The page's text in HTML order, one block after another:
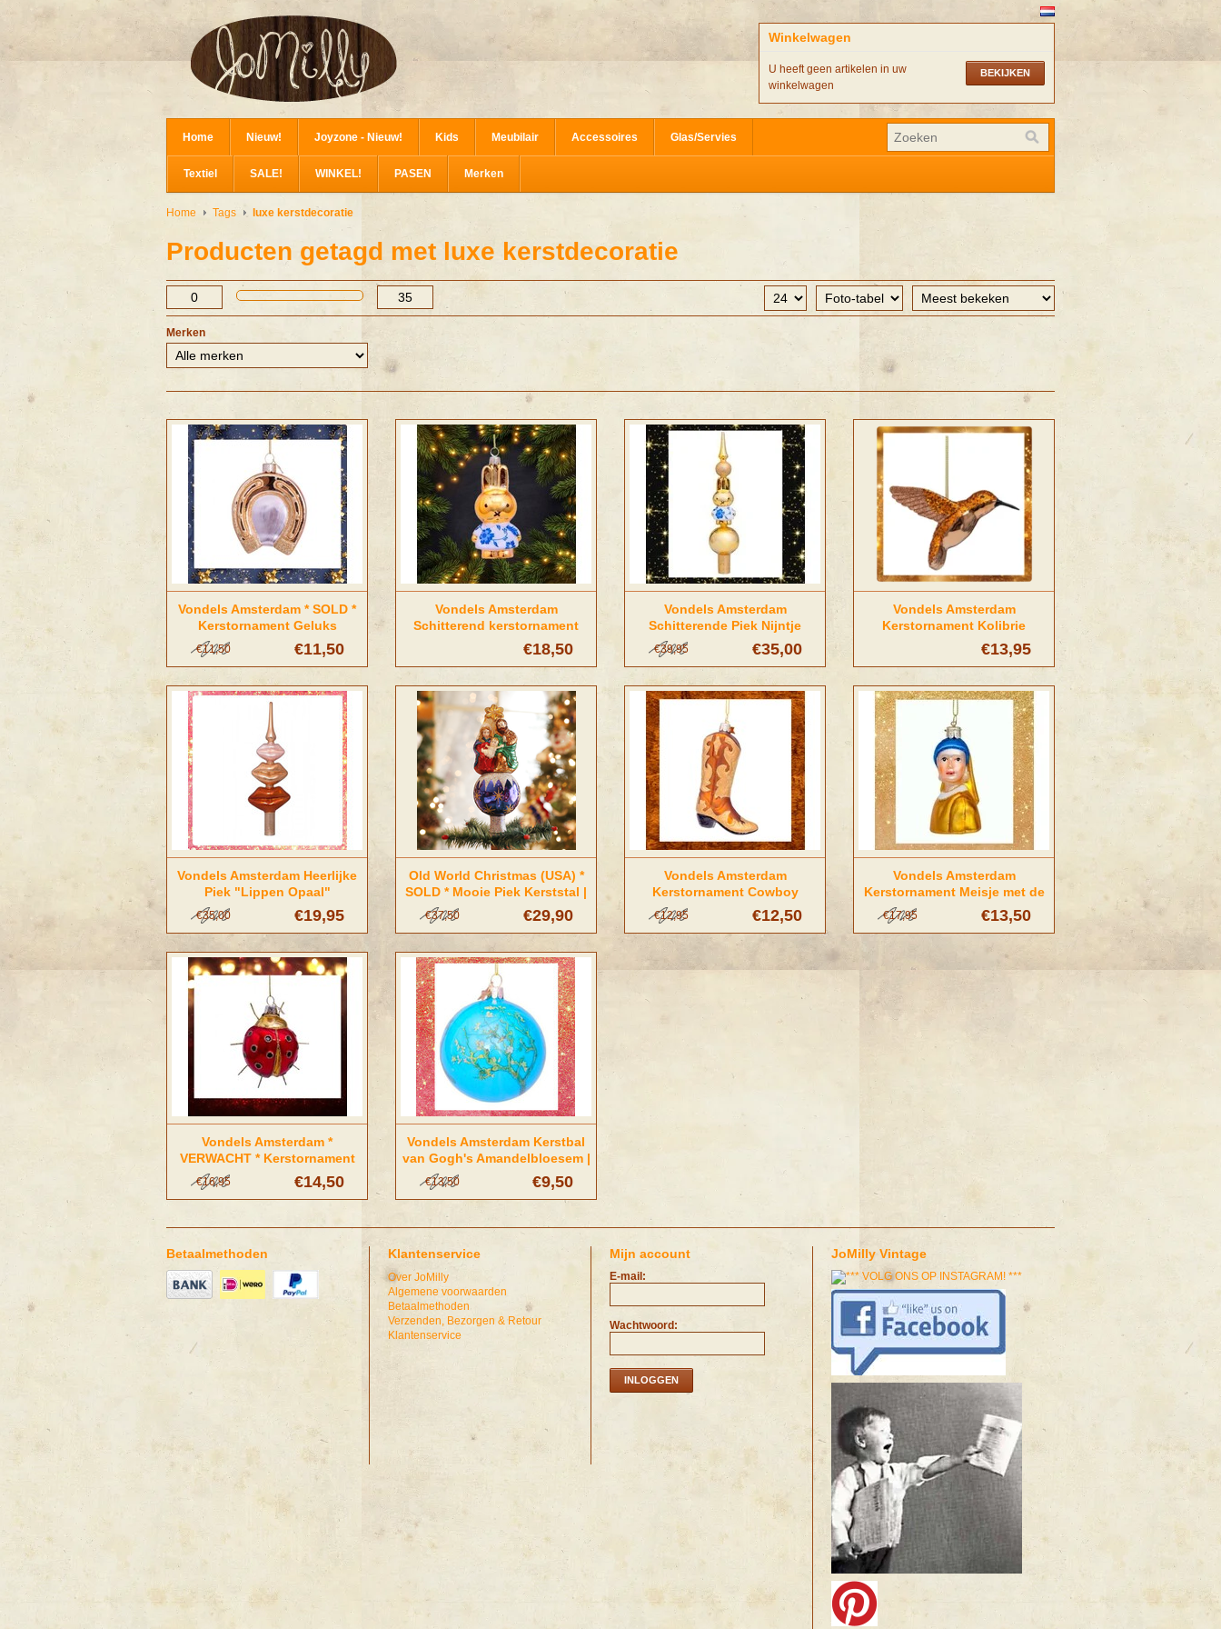
Winkelwagen
BEKIJKEN
U heeft geen artikelen in uw
winkelwagen
Home Nieuw! Joyzone - Nieuw! Kids Meubilair Accessoires Glas/Servies
Textiel SALE! WINKEL! PASEN Merken
Home Tags luxe kerstdecoratie
Producten getagd met luxe kerstdecoratie
Merken
Vondels Amsterdam * SOLD *
Kerstornament Geluks
€11,50
€11,50
Vondels Amsterdam
Schitterend kerstornament
Nijntje delftsblauw€18,50
Vondels Amsterdam
Schitterende Piek Nijntje
delftsblauw€35,00
€39,95
Vondels Amsterdam
Kerstornament Kolibrie
€13,95
Vondels Amsterdam Heerlijke
Piek "Lippen Opaal"
€19,95
€35,00
Old World Christmas (USA) *
SOLD * Mooie Piek Kerststal |
Old World Christmas
€29,90
€37,50
Vondels Amsterdam
Kerstornament Cowboy
€12,50
€12,95
Vondels Amsterdam
Kerstornament Meisje met de
Parel (Vermeer)€13,50
€17,95
Vondels Amsterdam *
VERWACHT * Kerstornament
Lieveheersbeestje€14,50
€16,95
Vondels Amsterdam Kerstbal
van Gogh's Amandelbloesem |
€9,50
€13,50
Betaalmethoden Klantenservice
Over JoMilly
Algemene voorwaarden
Betaalmethoden
Verzenden, Bezorgen & Retour
Klantenservice
Mijn account
E-mail:
Wachtwoord:
INLOGGEN
JoMilly Vintage